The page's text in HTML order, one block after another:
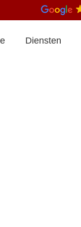
Diensten